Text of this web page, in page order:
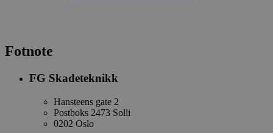
Fotnote
FG Skadeteknikk
Hansteens gate 2
Postboks 2473 Solli
0202 Oslo